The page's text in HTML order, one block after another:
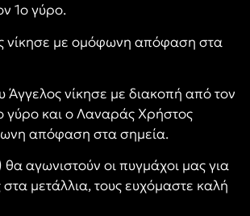
1ο γύρο.
νίκησε με ομόφωνη απόφαση στα
νίκησε με διακοπή από τον
γύρο και ο Λαναράς Χρήστος
απόφαση στα σημεία.
αγωνιστούν οι πυγμάχοι μας για
στα μετάλλια, τους ευχόμαστε καλή